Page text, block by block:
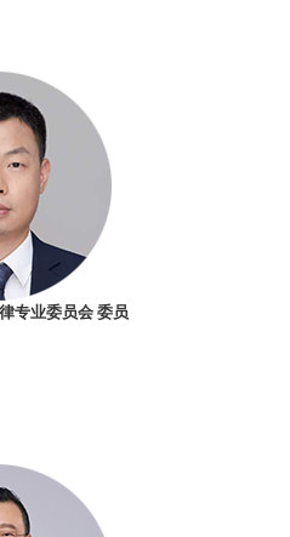
专业委员会 委员